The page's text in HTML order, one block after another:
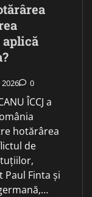
0
ÎCCJ a
hotărârea
de
Finta și